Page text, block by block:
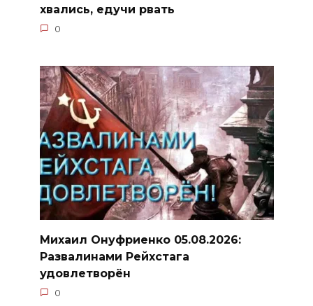
хвались, едучи рвать
0
Михаил Онуфриенко 05.08.2026:
Развалинами Рейхстага
удовлетворён
0